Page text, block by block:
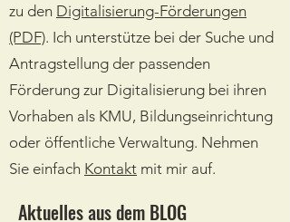
zu den Digitalisierung-Förderungen
(PDF). Ich unterstütze bei der Suche und
Antragstellung der passenden
Förderung zur Digitalisierung bei ihren
Vorhaben als KMU, Bildungseinrichtung
oder öffentliche Verwaltung. Nehmen
Sie einfach Kontakt mit mir auf.
Aktuelles aus dem BLOG